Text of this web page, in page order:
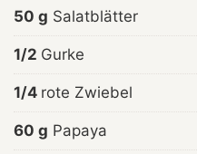
50 g Salatblätter
1/2 Gurke
1/4 rote Zwiebel
60 g Papaya